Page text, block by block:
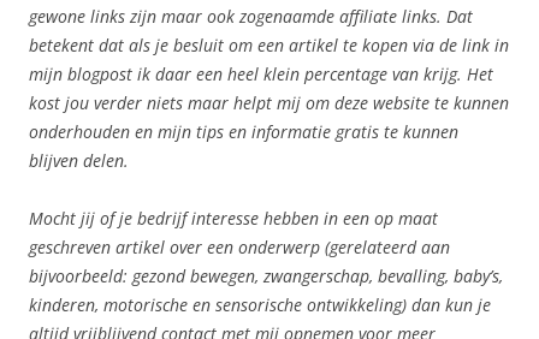
gewone links zijn maar ook zogenaamde affiliate links. Dat
betekent dat als je besluit om een artikel te kopen via de link in
mijn blogpost ik daar een heel klein percentage van krijg. Het
kost jou verder niets maar helpt mij om deze website te kunnen
onderhouden en mijn tips en informatie gratis te kunnen
blijven delen.
Mocht jij of je bedrijf interesse hebben in een op maat
geschreven artikel over een onderwerp (gerelateerd aan
bijvoorbeeld: gezond bewegen, zwangerschap, bevalling, baby’s,
kinderen, motorische en sensorische ontwikkeling) dan kun je
altijd vrijblijvend contact met mij opnemen voor meer